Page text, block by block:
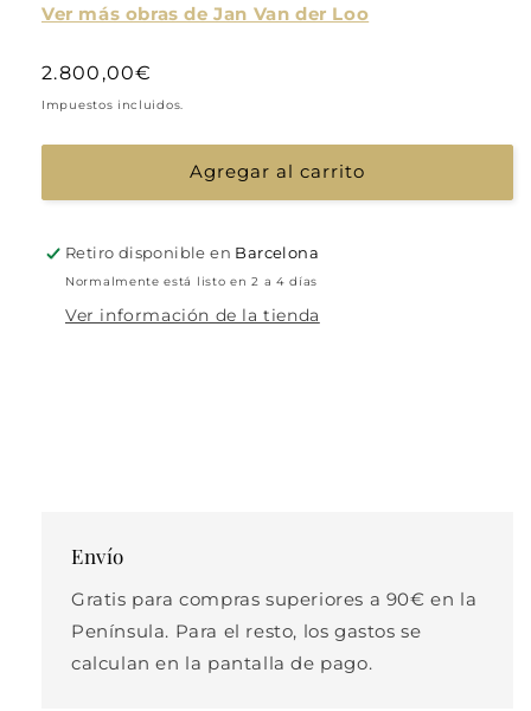
Ver más obras de Jan Van der Loo
Precio
habitual
2.800,00€
Impuestos incluidos.
Agregar al carrito
Retiro disponible en Barcelona
Normalmente está listo en 2 a 4 días
Ver información de la tienda
Envío
Gratis para compras superiores a 90€ en la
Península. Para el resto, los gastos se
calculan en la pantalla de pago.